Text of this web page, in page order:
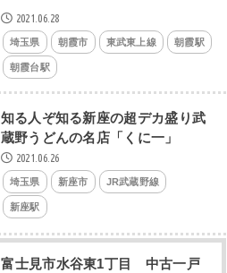
2021.06.28
埼玉県 朝霞市 東武東上線 朝霞駅
朝霞台駅
知る人ぞ知る新座の超デカ盛り武
蔵野うどんの名店「くに一」
2021.06.26
埼玉県 新座市 JR武蔵野線
新座駅
富士見市水谷東1丁目 中古一戸